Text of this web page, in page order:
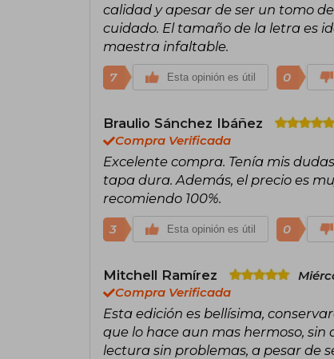
calidad y apesar de ser un tomo
cuidado. El tamaño de la letra es
maestra infaltable.
7 Esta opinión es útil 0
Braulio Sánchez Ibáñez
Compra Verificada
Excelente compra. Tenía mis
tapa dura. Además, el precio es
recomiendo 100%.
3 Esta opinión es útil 0
Mitchell Ramírez
Compra Verificada
Esta edición es bellísima,
que lo hace aun mas hermoso,
lectura sin problemas, a pesar de